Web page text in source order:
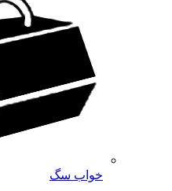
خواب سگ